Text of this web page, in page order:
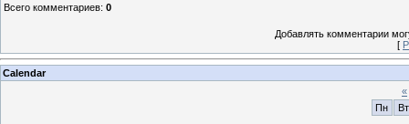
Всего комментариев: 0
Добавлять комментарии
[
Calendar
«
Пн
Вт